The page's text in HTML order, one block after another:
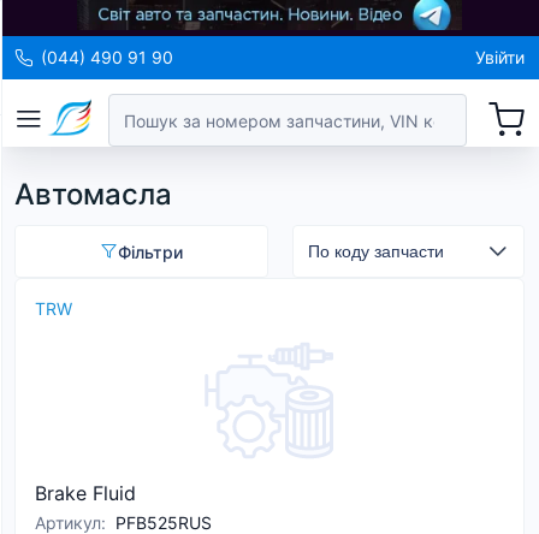
(044) 490 91 90 Увійти
Автомасла
Фільтри
TRW
Brake Fluid
Артикул: PFB525RUS